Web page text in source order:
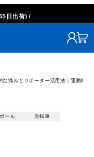
日出荷) /
な痛みとサポーター活用法｜運動時の
ール
自転車